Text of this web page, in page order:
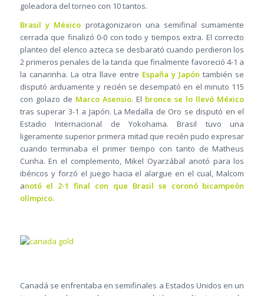
goleadora del torneo con 10 tantos.
Brasil y México protagonizaron una semifinal sumamente
cerrada que finalizó 0-0 con todo y tiempos extra. El correcto
planteo del elenco azteca se desbarató cuando perdieron los
2 primeros penales de la tanda que finalmente favoreció 4-1 a
la canarinha. La otra llave entre España y Japón también se
disputó arduamente y recién se desempató en el minuto 115
con golazo de Marco Asensio. El bronce se lo llevó México
tras superar 3-1 a Japón. La Medalla de Oro se disputó en el
Estadio Internacional de Yokohama. Brasil tuvo una
ligeramente superior primera mitad que recién pudo expresar
cuando terminaba el primer tiempo con tanto de Matheus
Cunha. En el complemento, Mikel Oyarzábal anotó para los
ibéricos y forzó el juego hacia el alargue en el cual, Malcom
anotó el 2-1 final con que Brasil se coronó bicampeón
olímpico.
Canadá se enfrentaba en semifinales a Estados Unidos en un